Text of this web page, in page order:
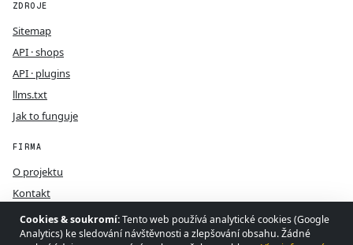
ZDROJE
Sitemap
API · shops
API · plugins
llms.txt
Jak to funguje
FIRMA
O projektu
Kontakt
GDPR
Podmínky
Cookies & soukromí:Tento web používá analytické cookies (Google
Analytics) ke sledování návštěvnosti a zlepšování obsahu. Žádné